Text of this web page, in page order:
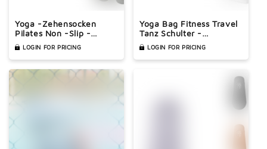
Yoga -Zehensocken
Pilates Non -Slip -
Schweiß -
Absorptionssocken
LOGIN FOR PRICING
Yoga Bag Fitness Travel
Tanz Schulter -
Crossbody -Tasche
LOGIN FOR PRICING